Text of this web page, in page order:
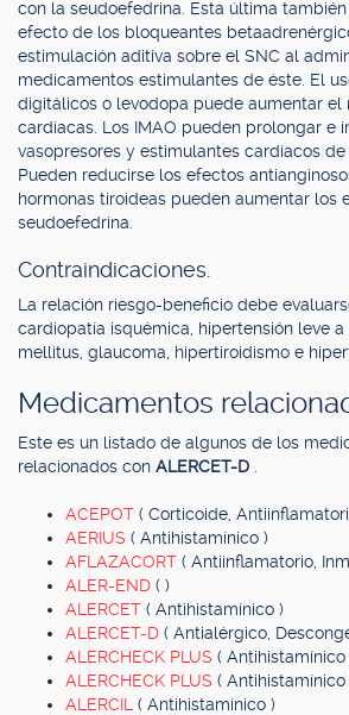
con la seudoefedrina. Esta última
efecto de los bloqueantes
estimulación aditiva sobre el SNC al
medicamentos estimulantes de éste. El
digitálicos o levodopa puede aumentar el
cardíacas. Los IMAO pueden prolongar e
vasopresores y estimulantes cardíacos de
Pueden reducirse los efectos
hormonas tiroideas pueden aumentar los
seudoefedrina.
Contraindicaciones.
La relación riesgo-beneficio debe
cardiopatía isquémica, hipertensión leve
mellitus, glaucoma, hipertiroidismo e
Medicamentos
Este es un listado de algunos de los
relacionados con ALERCET-D
ACEPOT ( Corticoide,
AERIUS ( Antihistamínico )
AFLAZACORT ( Antiinflamatorio,
ALER-END ( )
ALERCET ( Antihistamínico )
ALERCET-D ( Antialérgico,
ALERCHECK PLUS ( Antihistamínico
ALERCHECK PLUS ( Antihistamínico
ALERCIL ( Antihistamínico )